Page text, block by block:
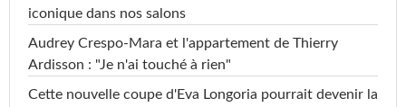
iconique dans nos salons
Audrey Crespo-Mara et l'appartement de Thierry
Ardisson : "Je n'ai touché à rien"
Cette nouvelle coupe d'Eva Longoria pourrait devenir la